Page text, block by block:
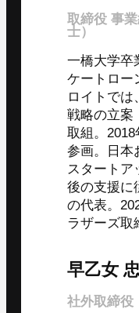
取締役 事
士）
一橋大学卒
ケートロー
ロイトでは
戦略の立案
取組。
参画。日本
スタートア
後の支援に
の代表。
ラザーズ取
早乙女
社外取締役